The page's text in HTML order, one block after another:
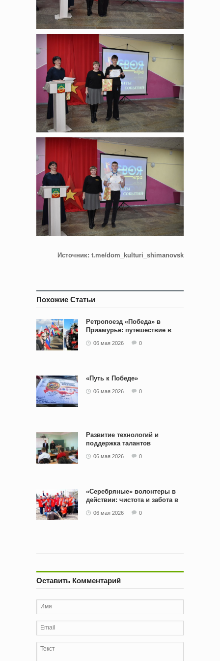
Источник: t.me/dom_kulturi_shimanovsk
Похожие Статьи
Ретропоезд «Победа» в
Приамурье: путешествие в
06 мая 2026 0
«Путь к Победе»
06 мая 2026 0
Развитие технологий и
поддержка талантов
06 мая 2026 0
«Серебряные» волонтеры в
действии: чистота и забота в
06 мая 2026 0
Оставить Комментарий